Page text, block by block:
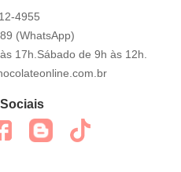
4955
(WhatsApp)
17h.Sábado de 9h às 12h.